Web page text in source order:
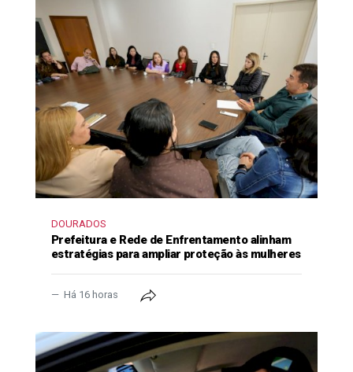
DOURADOS
Prefeitura e Rede de Enfrentamento alinham
estratégias para ampliar proteção às mulheres
Há 16 horas